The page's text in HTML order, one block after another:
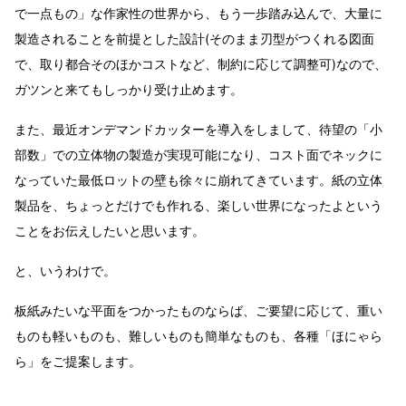
で一点もの」な作家性の世界から、もう一歩踏み込んで、大量に
製造されることを前提とした設計(そのまま刃型がつくれる図面
で、取り都合そのほかコストなど、制約に応じて調整可)なので、
ガツンと来てもしっかり受け止めます。
また、最近オンデマンドカッターを導入をしまして、待望の「小
部数」での立体物の製造が実現可能になり、コスト面でネックに
なっていた最低ロットの壁も徐々に崩れてきています。紙の立体
製品を、ちょっとだけでも作れる、楽しい世界になったよという
ことをお伝えしたいと思います。
と、いうわけで。
板紙みたいな平面をつかったものならば、ご要望に応じて、重い
ものも軽いものも、難しいものも簡単なものも、各種「ほにゃら
ら」をご提案します。